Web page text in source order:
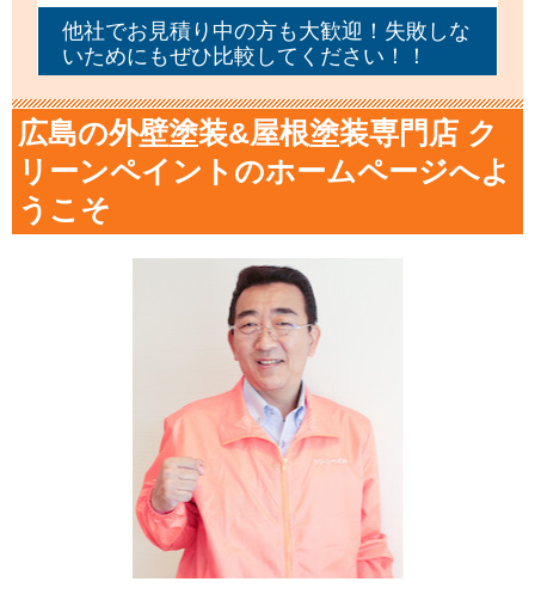
他社でお見積り中の方も大歓迎！失敗しな
いためにもぜひ比較してください！！
広島の外壁塗装&屋根塗装専門店 ク
リーンペイントのホームページへよ
うこそ